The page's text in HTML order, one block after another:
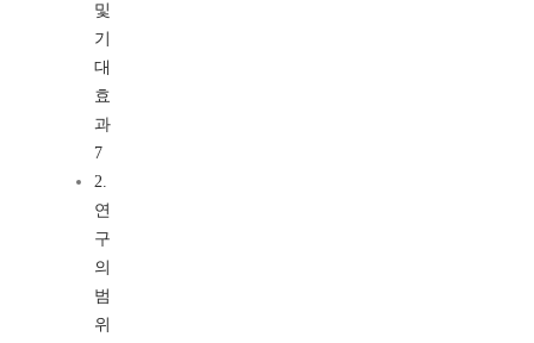
및
기
대
효
과
7
2.
연
구
의
범
위